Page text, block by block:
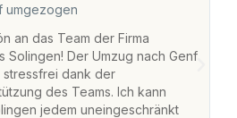
umgezogen
an das Team der Firma
Solingen! Der Umzug nach Genf
dank der
des Teams. Ich kann
jedem uneingeschränkt